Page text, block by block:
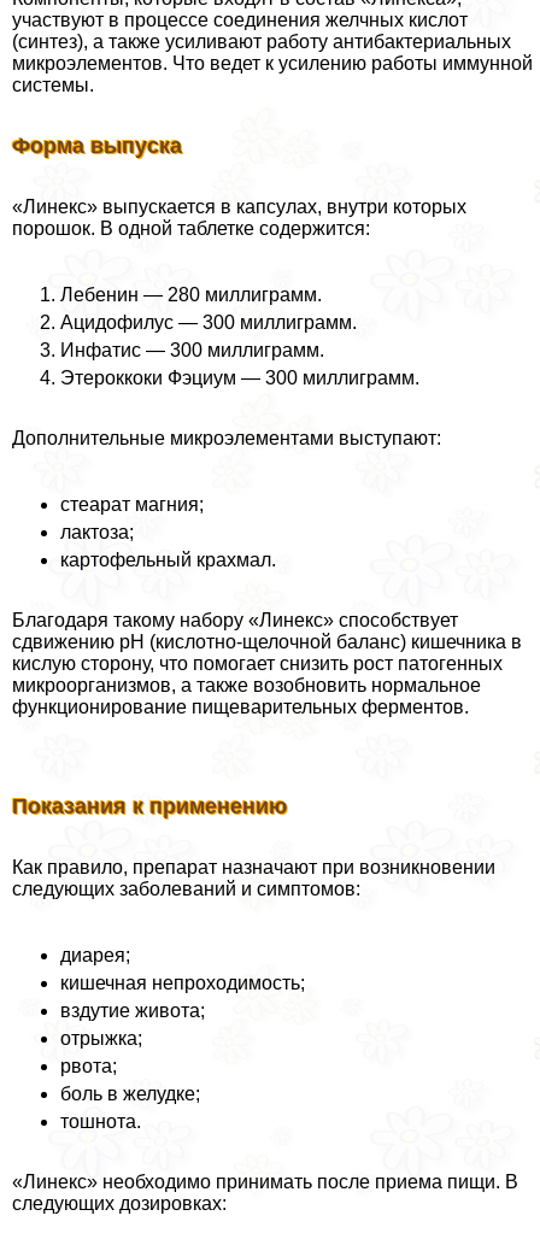
участвуют в процессе соединения желчных кислот
(синтез), а также усиливают работу антибактериальных
микроэлементов. Что ведет к усилению работы иммунной
системы.
Форма выпуска
«Линекс» выпускается в капсулах, внутри которых
порошок. В одной таблетке содержится:
Лебенин — 280 миллиграмм.
Ацидофилус — 300 миллиграмм.
Инфатис — 300 миллиграмм.
Этероккоки Фэциум — 300 миллиграмм.
Дополнительные микроэлементами выступают:
стеарат магния;
лактоза;
картофельный крахмал.
Благодаря такому набору «Линекс» способствует
сдвижению рН (кислотно-щелочной баланс) кишечника в
кислую сторону, что помогает снизить рост патогенных
микроорганизмов, а также возобновить нормальное
функционирование пищеварительных ферментов.
Показания к применению
Как правило, препарат назначают при возникновении
следующих заболеваний и симптомов:
диарея;
кишечная непроходимость;
вздутие живота;
отрыжка;
рвота;
боль в желудке;
тошнота.
«Линекс» необходимо принимать после приема пищи. В
следующих дозировках: